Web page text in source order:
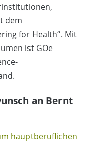
dem
for Health“. Mit
ist GOe
an Bernt
hauptberuflichen